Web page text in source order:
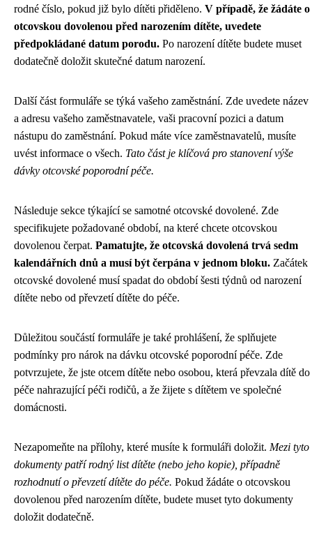
rodné číslo, pokud již bylo dítěti přiděleno. V případě, že žádáte o
otcovskou dovolenou před narozením dítěte, uvedete
předpokládané datum porodu. Po narození dítěte budete muset
dodatečně doložit skutečné datum narození.
Další část formuláře se týká vašeho zaměstnání. Zde uvedete název
a adresu vašeho zaměstnavatele, vaši pracovní pozici a datum
nástupu do zaměstnání. Pokud máte více zaměstnavatelů, musíte
uvést informace o všech. Tato část je klíčová pro stanovení výše
dávky otcovské poporodní péče.
Následuje sekce týkající se samotné otcovské dovolené. Zde
specifikujete požadované období, na které chcete otcovskou
dovolenou čerpat. Pamatujte, že otcovská dovolená trvá sedm
kalendářních dnů a musí být čerpána v jednom bloku. Začátek
otcovské dovolené musí spadat do období šesti týdnů od narození
dítěte nebo od převzetí dítěte do péče.
Důležitou součástí formuláře je také prohlášení, že splňujete
podmínky pro nárok na dávku otcovské poporodní péče. Zde
potvrzujete, že jste otcem dítěte nebo osobou, která převzala dítě do
péče nahrazující péči rodičů, a že žijete s dítětem ve společné
domácnosti.
Nezapomeňte na přílohy, které musíte k formuláři doložit. Mezi tyto
dokumenty patří rodný list dítěte (nebo jeho kopie), případně
rozhodnutí o převzetí dítěte do péče. Pokud žádáte o otcovskou
dovolenou před narozením dítěte, budete muset tyto dokumenty
doložit dodatečně.